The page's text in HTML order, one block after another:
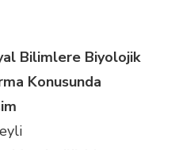
Bilimlere Biyolojik
Konusunda